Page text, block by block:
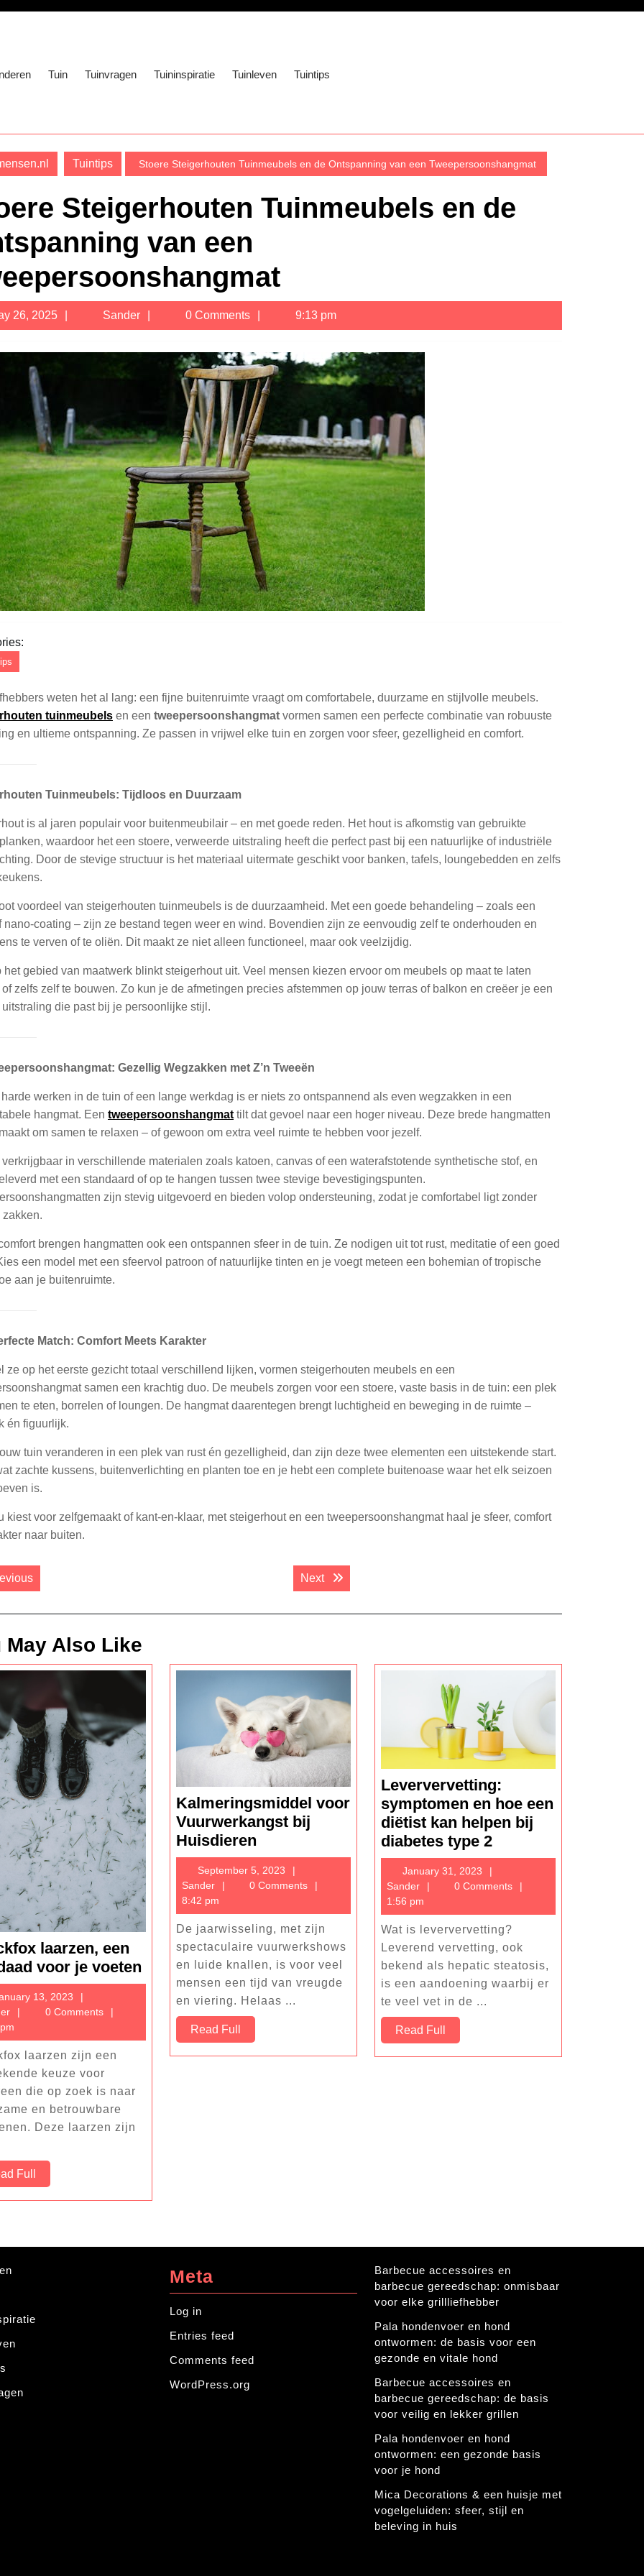
Tuin Tuinvragen Tuininspiratie Tuinleven Tuintips
Tuintips Stoere Steigerhouten Tuinmeubels en de Ontspanning van een Tweepersoonshangmat
Steigerhouten Tuinmeubels en de
van een
26, 2025
26,
Sander Sander0 Comments 9:13 pm
weten het al lang: een fijne buitenruimte vraagt om comfortabele, duurzame en stijlvolle meubels.
tuinmeubels en een tweepersoonshangmat vormen samen een perfecte combinatie van robuuste
en ultieme ontspanning. Ze passen in vrijwel elke tuin en zorgen voor sfeer, gezelligheid en comfort.
Tuinmeubels: Tijdloos en Duurzaam
is al jaren populair voor buitenmeubilair – en met goede reden. Het hout is afkomstig van gebruikte
waardoor het een stoere, verweerde uitstraling heeft die perfect past bij een natuurlijke of industriële
Door de stevige structuur is het materiaal uitermate geschikt voor banken, tafels, loungebedden en zelfs
voordeel van steigerhouten tuinmeubels is de duurzaamheid. Met een goede behandeling – zoals een
nano-coating – zijn ze bestand tegen weer en wind. Bovendien zijn ze eenvoudig zelf te onderhouden en
te verven of te oliën. Dit maakt ze niet alleen functioneel, maar ook veelzijdig.
het gebied van maatwerk blinkt steigerhout uit. Veel mensen kiezen ervoor om meubels op maat te laten
zelfs zelf te bouwen. Zo kun je de afmetingen precies afstemmen op jouw terras of balkon en creëer je een
die past bij je persoonlijke stijl.
Gezellig Wegzakken met Z’n Tweeën
werken in de tuin of een lange werkdag is er niets zo ontspannend als even wegzakken in een
hangmat. Een tweepersoonshangmat tilt dat gevoel naar een hoger niveau. Deze brede hangmatten
om samen te relaxen – of gewoon om extra veel ruimte te hebben voor jezelf.
in verschillende materialen zoals katoen, canvas of een waterafstotende synthetische stof, en
met een standaard of op te hangen tussen twee stevige bevestigingspunten.
zijn stevig uitgevoerd en bieden volop ondersteuning, zodat je comfortabel ligt zonder
zakken.
brengen hangmatten ook een ontspannen sfeer in de tuin. Ze nodigen uit tot rust, meditatie of een goed
een model met een sfeervol patroon of natuurlijke tinten en je voegt meteen een bohemian of tropische
aan je buitenruimte.
Match: Comfort Meets Karakter
ze op het eerste gezicht totaal verschillend lijken, vormen steigerhouten meubels en een
samen een krachtig duo. De meubels zorgen voor een stoere, vaste basis in de tuin: een plek
te eten, borrelen of loungen. De hangmat daarentegen brengt luchtigheid en beweging in de ruimte –
én figuurlijk.
tuin veranderen in een plek van rust én gezelligheid, dan zijn deze twee elementen een uitstekende start.
zachte kussens, buitenverlichting en planten toe en je hebt een complete buitenoase waar het elk seizoen
is.
kiest voor zelfgemaakt of kant-en-klaar, met steigerhout en een tweepersoonshangmat haal je sfeer, comfort
naar buiten.
Previous post: Next Next post:
May Also Like
laarzen, een
voor je voeten Blackfox
laarzen,
weldaad
voor
13, 2023
13,
Sander0 Comments
laarzen zijn een
keuze voor
die op zoek is naar
en betrouwbare
Deze laarzen zijn
Full
Full
Kalmeringsmiddel voor
Vuurwerkangst bij
HuisdierenKalmeringsmiddel
voor
Vuurwerkangst
Huisdieren
September 5, 2023
5,
Sander Sander0 Comments
8:42 pm
De jaarwisseling, met zijn
spectaculaire vuurwerkshows
en luide knallen, is voor veel
mensen een tijd van vreugde
en viering. Helaas ...
Read Full Read
Full
Leververvetting:
symptomen en hoe een
diëtist kan helpen bij
diabetes type 2Leververvetting:
symptomen
en
een
diëtist
kan
helpen
bij
January 31, 2023
31,
Sander Sander0 Comments
1:56 pm
Wat is leververvetting?
Leverend vervetting, ook
bekend als hepatic steatosis,
is een aandoening waarbij er
te veel vet in de ...
Read Full Read
Full
Meta
Log in
Entries feed
Comments feed
WordPress.org
Barbecue accessoires en
barbecue gereedschap: onmisbaar
voor elke grillliefhebber
Pala hondenvoer en hond
ontwormen: de basis voor een
gezonde en vitale hond
Barbecue accessoires en
barbecue gereedschap: de basis
voor veilig en lekker grillen
Pala hondenvoer en hond
ontwormen: een gezonde basis
voor je hond
Mica Decorations & een huisje met
vogelgeluiden: sfeer, stijl en
beleving in huis